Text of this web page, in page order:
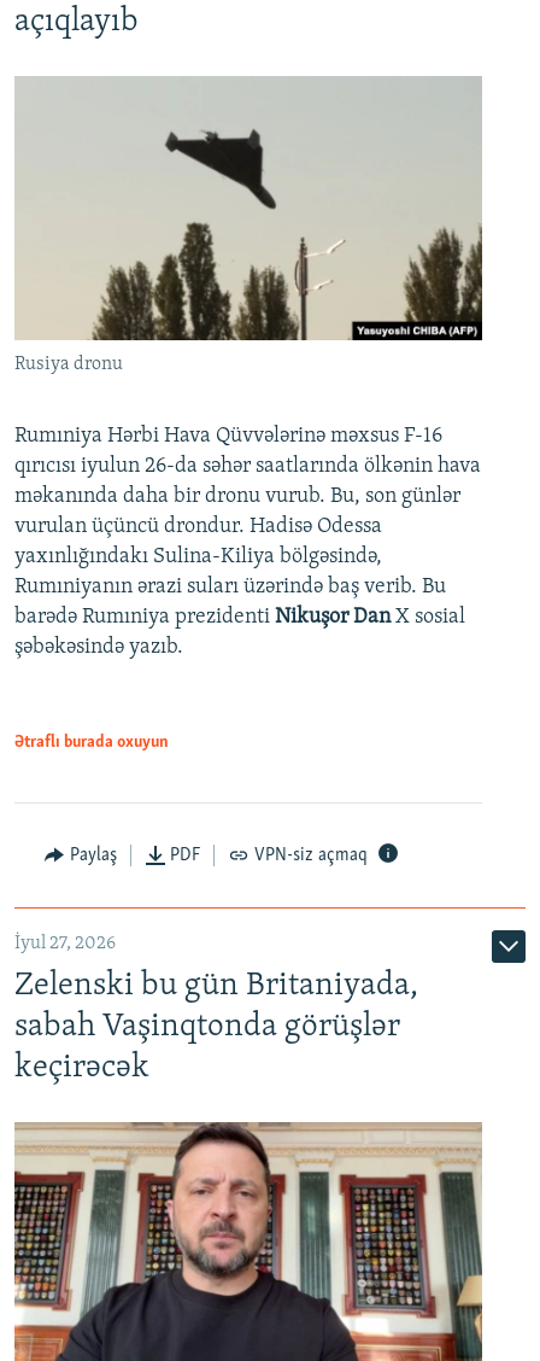
açıqlayıb
Rusiya dronu
Rumıniya Hərbi Hava Qüvvələrinə məxsus F-16
qırıcısı iyulun 26-da səhər saatlarında ölkənin hava
məkanında daha bir dronu vurub. Bu, son günlər
vurulan üçüncü drondur. Hadisə Odessa
yaxınlığındakı Sulina-Kiliya bölgəsində,
Rumıniyanın ərazi suları üzərində baş verib. Bu
barədə Rumıniya prezidenti Nikuşor DanX sosial
şəbəkəsində yazıb.
Ətraflı burada oxuyun
Paylaş PDF VPN-siz açmaq
İyul 27, 2026
Zelenski bu gün Britaniyada,
sabah Vaşinqtonda görüşlər
keçirəcək